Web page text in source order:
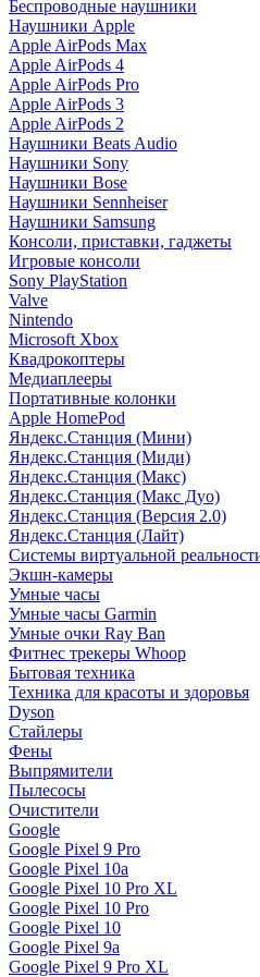
Беспроводные наушники
Наушники Apple
Apple AirPods Max
Apple AirPods 4
Apple AirPods Pro
Apple AirPods 3
Apple AirPods 2
Наушники Beats Audio
Наушники Sony
Наушники Bose
Наушники Sennheiser
Наушники Samsung
Консоли, приставки, гаджеты
Игровые консоли
Sony PlayStation
Valve
Nintendo
Microsoft Xbox
Квадрокоптеры
Медиаплееры
Портативные колонки
Apple HomePod
Яндекс.Станция (Мини)
Яндекс.Станция (Миди)
Яндекс.Станция (Макс)
Яндекс.Станция (Макс Дуо)
Яндекс.Станция (Версия 2.0)
Яндекс.Станция (Лайт)
Системы виртуальной
Экшн-камеры
Умные часы
Умные часы Garmin
Умные очки Ray Ban
Фитнес трекеры Whoop
Бытовая техника
Техника для красоты и здоровья
Dyson
Стайлеры
Фены
Выпрямители
Пылесосы
Очистители
Google
Google Pixel 9 Pro
Google Pixel 10a
Google Pixel 10 Pro XL
Google Pixel 10 Pro
Google Pixel 10
Google Pixel 9a
Google Pixel 9 Pro XL